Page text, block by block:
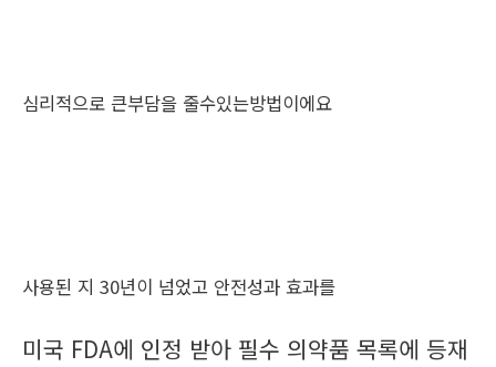
심리적으로 큰부담을 줄수있는방법이에요
사용된 지 30년이 넘었고 안전성과 효과를
미국 FDA에 인정 받아 필수 의약품 목록에 등재